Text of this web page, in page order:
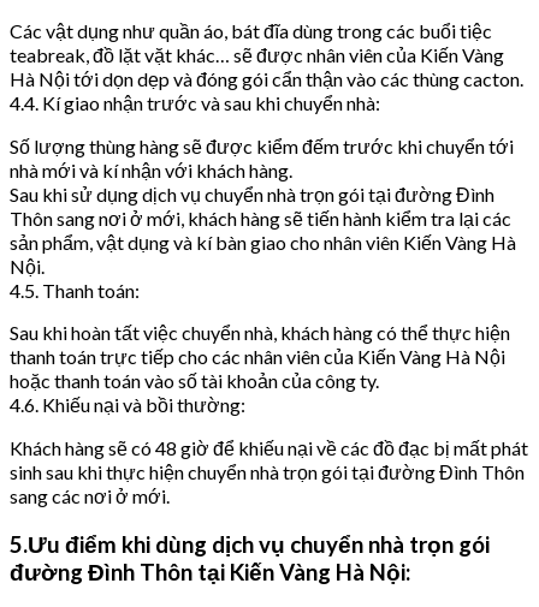
Các vật dụng như quần áo, bát đĩa dùng trong các buổi tiệc
teabreak, đồ lặt vặt khác… sẽ được nhân viên của Kiến Vàng
Hà Nội tới dọn dẹp và đóng gói cẩn thận vào các thùng cacton.
4.4. Kí giao nhận trước và sau khi chuyển nhà:
Số lượng thùng hàng sẽ được kiểm đếm trước khi chuyển tới
nhà mới và kí nhận với khách hàng.
Sau khi sử dụng dịch vụ chuyển nhà trọn gói tại đường Đình
Thôn sang nơi ở mới, khách hàng sẽ tiến hành kiểm tra lại các
sản phẩm, vật dụng và kí bàn giao cho nhân viên Kiến Vàng Hà
Nội.
4.5. Thanh toán:
Sau khi hoàn tất việc chuyển nhà, khách hàng có thể thực hiện
thanh toán trực tiếp cho các nhân viên của Kiến Vàng Hà Nội
hoặc thanh toán vào số tài khoản của công ty.
4.6. Khiếu nại và bồi thường:
Khách hàng sẽ có 48 giờ để khiếu nại về các đồ đạc bị mất phát
sinh sau khi thực hiện chuyển nhà trọn gói tại đường Đình Thôn
sang các nơi ở mới.
5.Ưu điểm khi dùng dịch vụ chuyển nhà trọn gói
đường Đình Thôn tại Kiến Vàng Hà Nội: